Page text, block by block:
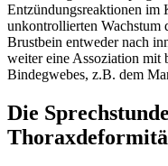
Entzündungsreaktionen im
unkontrollierten Wachstum
Brustbein entweder nach
weiter eine Assoziation mit
Bindegwebes, z.B. dem
Die